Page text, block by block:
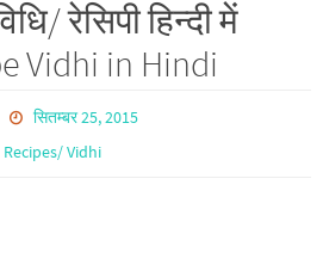
रेसिपी हिन्दी में
Vidhi in Hindi
सितम्बर 25, 2015
Recipes/ Vidhi